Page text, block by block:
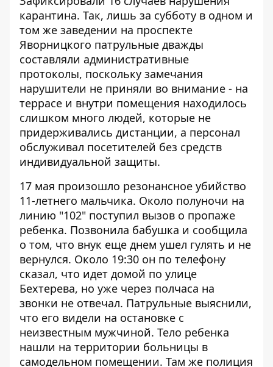
карантина. Так, лишь за субботу в одном и
том же заведении на проспекте
Яворницкого патрульные дважды
составляли административные
протоколы, поскольку замечания
нарушители не приняли во внимание - на
террасе и внутри помещения находилось
слишком много людей, которые не
придерживались дистанции, а персонал
обслуживал посетителей без средств
индивидуальной защиты.
17 мая произошло резонансное убийство
11-летнего мальчика. Около полуночи на
линию "102" поступил вызов о пропаже
ребенка. Позвонила бабушка и сообщила
о том, что внук еще днем ушел гулять и не
вернулся. Около 19:30 он по телефону
сказал, что идет домой по улице
Бехтерева, но уже через полчаса на
звонки не отвечал. Патрульные выяснили,
что его видели на остановке с
неизвестным мужчиной. Тело ребенка
нашли на территории больницы в
самодельном помещении. Там же полиция